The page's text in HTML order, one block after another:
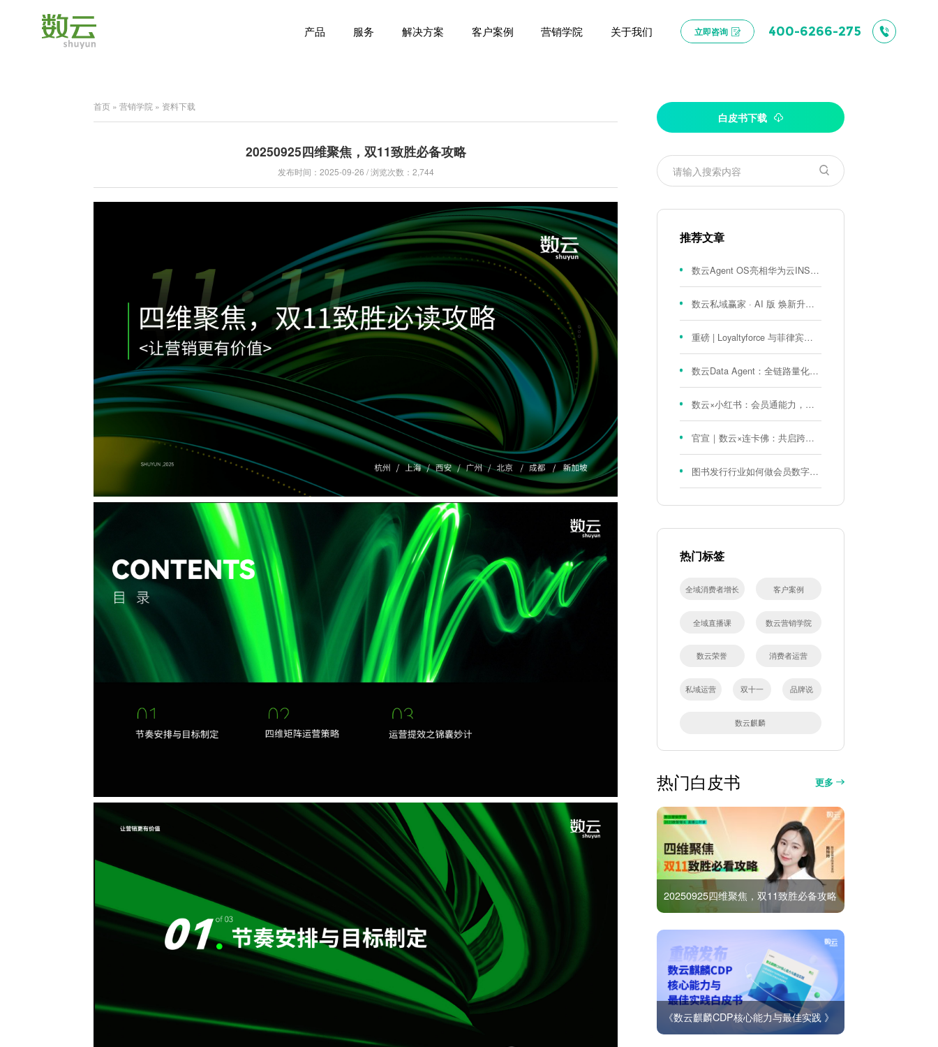
产品 服务 解决方案 客户案例 营销学院 关于我们 立即咨询 400-6266-275
首页 »营销学院 » 资料下载
20250925四维聚焦，双11致胜必备攻略
发布时间：2025-09-26 / 浏览次数：2,744
白皮书下载
推荐文章
数云Agent OS亮相华为云INSPIRE创想者大会：以AI重构消费者运营与零售营销新范式
数云私域赢家 · AI 版 焕新升级！
重磅 | Loyaltyforce 与菲律宾零售巨头 SM 集团达成战略合作，携手开启 SMAC 会员数智化运营新征程
数云Data Agent：全链路量化评测体系，炼就零售数据分析精准力
数云×小红书：会员通能力，重磅发布！
官宣｜数云×连卡佛：共启跨境会员运营新征程，重塑消费联结新体验
图书发行行业如何做会员数字化?河南新华书店给打了个样！
热门标签
全域消费者增长 客户案例
全域直播课 数云营销学院
数云荣誉 消费者运营
私域运营 双十一 品牌说
数云麒麟
热门白皮书 更多
20250925四维聚焦，双11致胜必备攻略
《数云麒麟CDP核心能力与最佳实践 》